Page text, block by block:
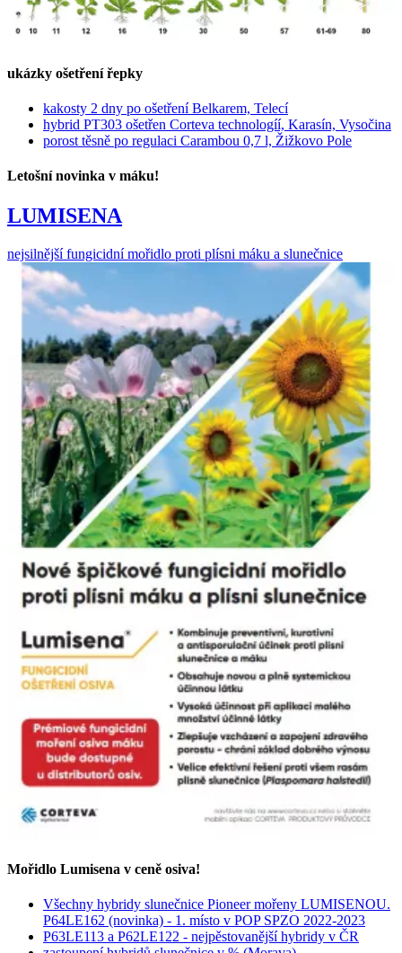
ukázky ošetření řepky
kakosty 2 dny po ošetření Belkarem, Telecí
hybrid PT303 ošetřen Corteva technologíí, Karasín, Vysočina
porost těsně po regulaci Carambou 0,7 l, Žižkovo Pole
Letošní novinka v máku!
LUMISENA
nejsilnější fungicidní mořidlo proti plísni máku a slunečnice
Mořidlo Lumisena v ceně osiva!
Všechny hybridy slunečnice Pioneer mořeny LUMISENOU.
P64LE162 (novinka) - 1. místo v POP SPZO 2022-2023
P63LE113 a P62LE122 - nejpěstovanější hybridy v ČR